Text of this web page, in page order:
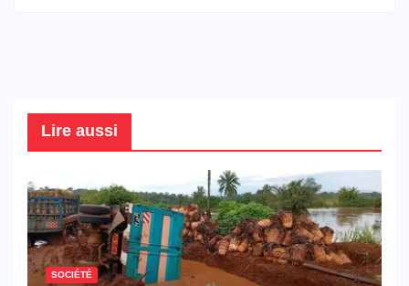
Lire aussi
SOCIÉTÉ